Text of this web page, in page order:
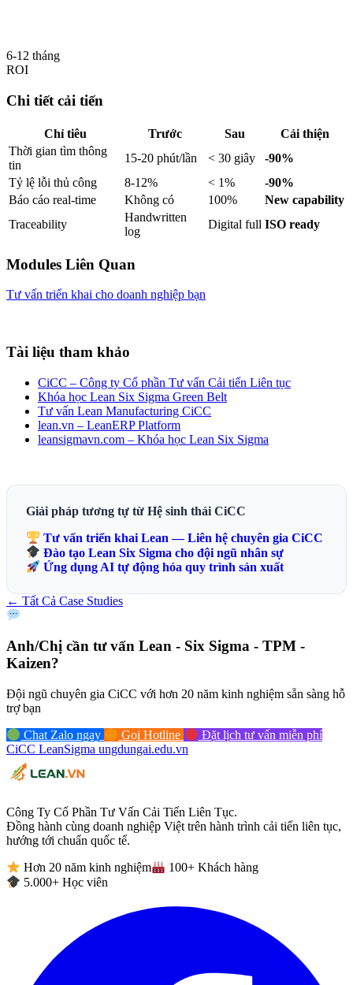
6-12 tháng
ROI
Chi tiết cải tiến
Chỉ tiêu Trước Sau
Cải thiện
Thời gian tìm thông
tin
15-20 phút/lần < 30 giây
-90%
Tỷ lệ lỗi thủ công
8-12% < 1%
-90%
Báo cáo real-time
Không có 100%
New capability
Traceability
Handwritten
log
Digital full ISO ready
Modules Liên Quan
Tư vấn triển khai cho doanh nghiệp bạn
Tài liệu tham khảo
CiCC – Công ty Cổ phần Tư vấn Cải tiến Liên tục
Khóa học Lean Six Sigma Green Belt
Tư vấn Lean Manufacturing CiCC
lean.vn – LeanERP Platform
leansigmavn.com – Khóa học Lean Six Sigma
Giải pháp tương tự từ Hệ sinh thái CiCC
Tư vấn triển khai Lean — Liên hệ chuyên gia CiCC
Đào tạo Lean Six Sigma cho đội ngũ nhân sự
Ứng dụng AI tự động hóa quy trình sản xuất
← Tất Cả Case Studies
Anh/Chị cần tư vấn Lean - Six Sigma - TPM -
Kaizen?
Đội ngũ chuyên gia CiCC với hơn 20 năm kinh nghiệm sẵn sàng hỗ
trợ bạn
Chat Zalo ngay Gọi Hotline
Đặt lịch tư vấn miễn phí
CiCC LeanSigma ungdungai.edu.vn
Công Ty Cổ Phần Tư Vấn Cải Tiến Liên Tục.
Đồng hành cùng doanh nghiệp Việt trên hành trình cải tiến liên tục,
hướng tới chuẩn quốc tế.
Hơn 20 năm kinh nghiệm
100+ Khách hàng
5.000+ Học viên